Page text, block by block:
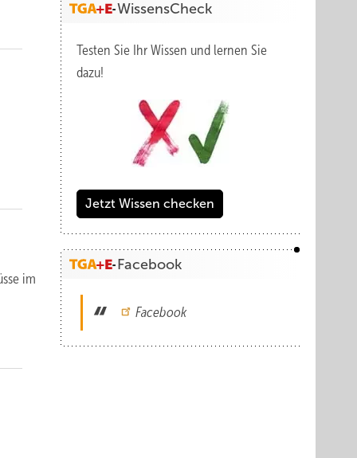
im
WissensCheck
Testen Sie Ihr Wissen und lernen Sie
dazu!
Jetzt Wissen checken
Facebook
Facebook